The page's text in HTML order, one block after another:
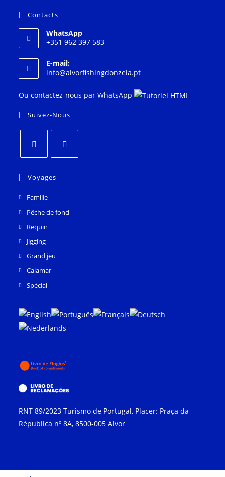
Contacts
WhatsApp
+351 962 397 583
E-mail:
info@alvorfishingdonzela.ptS'ouvre
votre
application
Ou contactez-nous par WhatsApp
Suivez-Nous
dans
nouvel
onglet
dans
onglet
Voyages
Famille
Pêche de fond
Requin
Jigging
Grand jeu
Calamar
Spécial
RNT 89/2023Turismo de Portugal, Placer: Praça da
Républica nº 8A, 8500-005Alvor